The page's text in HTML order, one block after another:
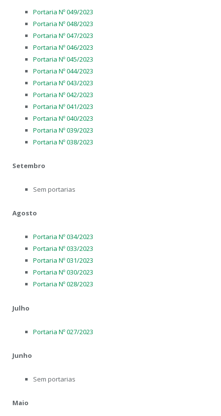
Portaria Nº 049/2023
Portaria Nº 048/2023
Portaria Nº 047/2023
Portaria Nº 046/2023
Portaria Nº 045/2023
Portaria Nº 044/2023
Portaria Nº 043/2023
Portaria Nº 042/2023
Portaria Nº 041/2023
Portaria Nº 040/2023
Portaria Nº 039/2023
Portaria Nº 038/2023
Setembro
Sem portarias
Agosto
Portaria Nº 034/2023
Portaria Nº 033/2023
Portaria Nº 031/2023
Portaria Nº 030/2023
Portaria Nº 028/2023
Julho
Portaria Nº 027/2023
Junho
Sem portarias
Maio